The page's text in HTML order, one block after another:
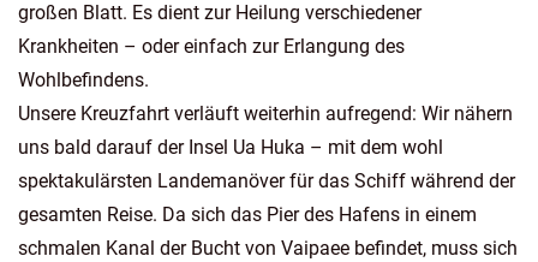
großen Blatt. Es dient zur Heilung verschiedener
Krankheiten – oder einfach zur Erlangung des
Wohlbefindens.
Unsere Kreuzfahrt verläuft weiterhin aufregend: Wir nähern
uns bald darauf der Insel Ua Huka – mit dem wohl
spektakulärsten Landemanöver für das Schiff während der
gesamten Reise. Da sich das Pier des Hafens in einem
schmalen Kanal der Bucht von Vaipaee befindet, muss sich